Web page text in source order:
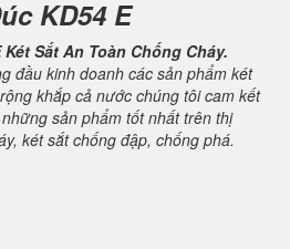
KD54 E
Sắt An Toàn Chống Cháy.
đầu kinh doanh các sản phẩm két
khắp cả nước chúng tôi cam kết
sản phẩm tốt nhất trên thị
két sắt chống đập, chống phá.